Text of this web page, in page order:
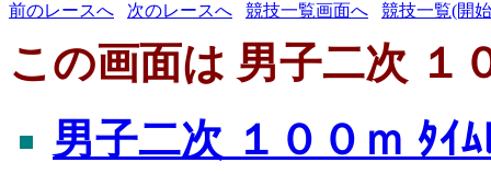
前のレースへ 次のレースへ 競技一覧画面へ 競技一覧(開
この画面は 男子二次 １
男子二次 １００ｍ ﾀｲﾑ